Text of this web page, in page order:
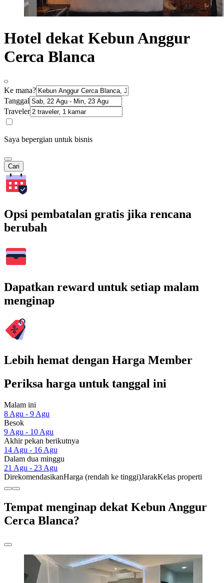
Hotel dekat Kebun Anggur
Cerca Blanca
Ke mana?
Tanggal
Traveler
Saya bepergian untuk bisnis
Cari
Opsi pembatalan gratis jika rencana
berubah
Dapatkan reward untuk setiap malam
menginap
Lebih hemat dengan Harga Member
Periksa harga untuk tanggal ini
Malam ini
8 Agu - 9 Agu
Besok
9 Agu - 10 Agu
Akhir pekan berikutnya
14 Agu - 16 Agu
Dalam dua minggu
21 Agu - 23 Agu
DirekomendasikanHarga (rendah ke tinggi)JarakKelas properti
Tempat menginap dekat Kebun Anggur
Cerca Blanca?